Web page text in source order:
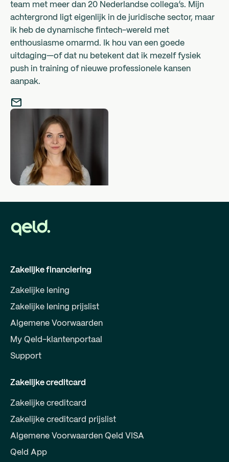
team met meer dan 20 Nederlandse collega’s. Mijn
achtergrond ligt eigenlijk in de juridische sector, maar
ik heb de dynamische fintech-wereld met
enthousiasme omarmd. Ik hou van een goede
uitdaging—of dat nu betekent dat ik mezelf fysiek
push in training of nieuwe professionele kansen
aanpak.
Zakelijke financiering
Zakelijke lening
Zakelijke lening prijslist
Algemene Voorwaarden
My Qeld-klantenportaal
Support
Zakelijke creditcard
Zakelijke creditcard
Zakelijke creditcard prijslist
Algemene Voorwaarden Qeld VISA
Qeld App